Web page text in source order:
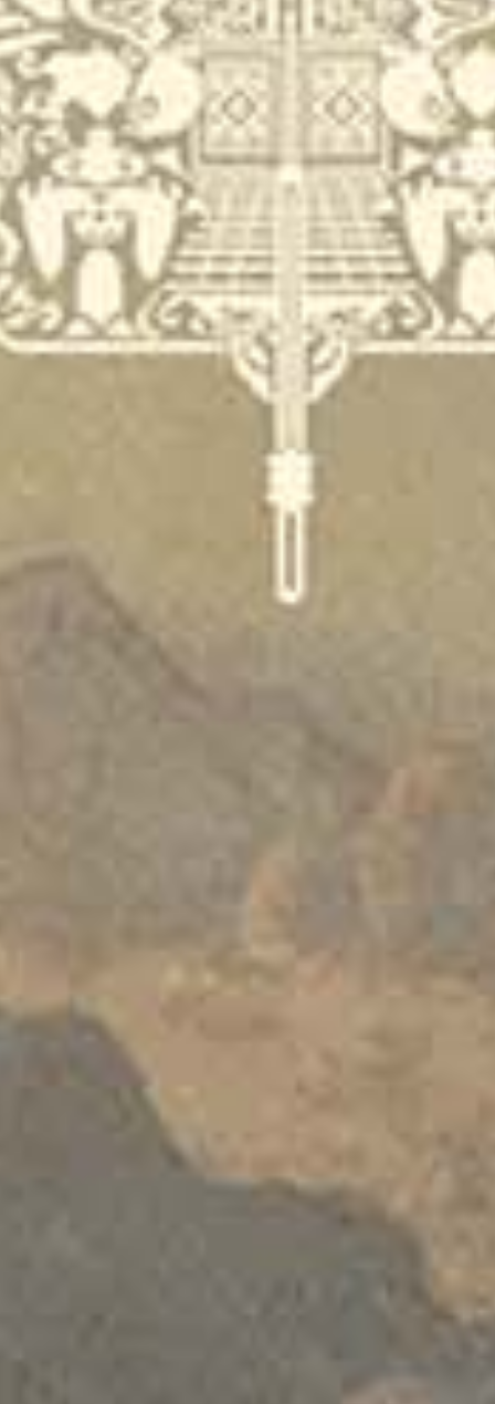
NyawijiIngKatresnan
Wina & Nizar
31 Desember – 01 Januari 2026